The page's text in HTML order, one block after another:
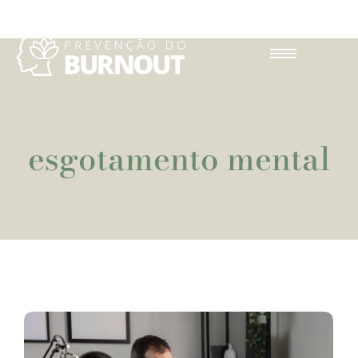
esgotamento mental